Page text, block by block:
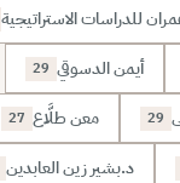
للدراسات الاستراتيجية
أيمن الدسوقي 29
29 معن طلَّاع 27
د.بشير زين العابدين